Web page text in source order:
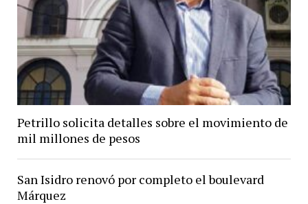
Petrillo solicita detalles sobre el movimiento de
mil millones de pesos
San Isidro renovó por completo el boulevard
Márquez